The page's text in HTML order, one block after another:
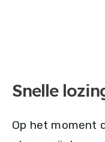
Snelle
Op het moment